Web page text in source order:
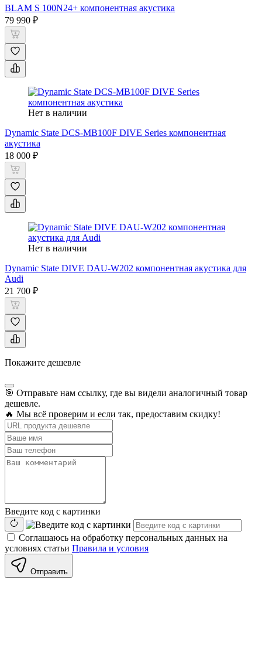
BLAM S 100N24+ компонентная акустика
79 990 ₽
Нет в наличии
Dynamic State DCS-MB100F DIVE Series компонентная
акустика
18 000 ₽
Нет в наличии
Dynamic State DIVE DAU-W202 компонентная акустика для
Audi
21 700 ₽
Покажите дешевле
🎯 Отправьте нам ссылку, где вы видели аналогичный товар
дешевле.
🔥 Мы всё проверим и если так, предоставим скидку!
Введите код с картинки
Соглашаюсь на обработку персональных данных на
условиях статьи Правила и условия
Отправить